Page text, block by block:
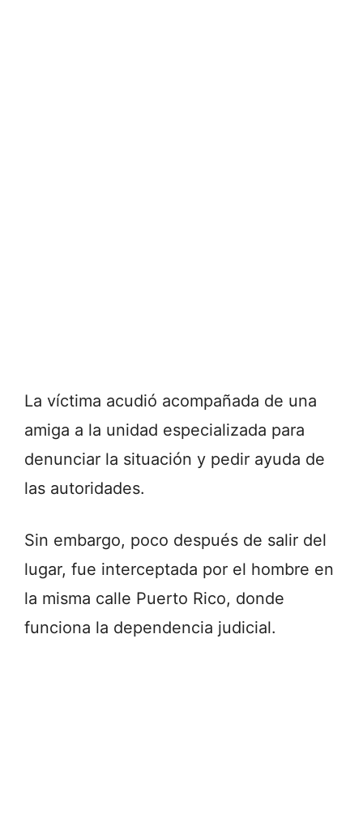
La víctima acudió acompañada de una
amiga a la unidad especializada para
denunciar la situación y pedir ayuda de
las autoridades.
Sin embargo, poco después de salir del
lugar, fue interceptada por el hombre en
la misma calle Puerto Rico, donde
funciona la dependencia judicial.